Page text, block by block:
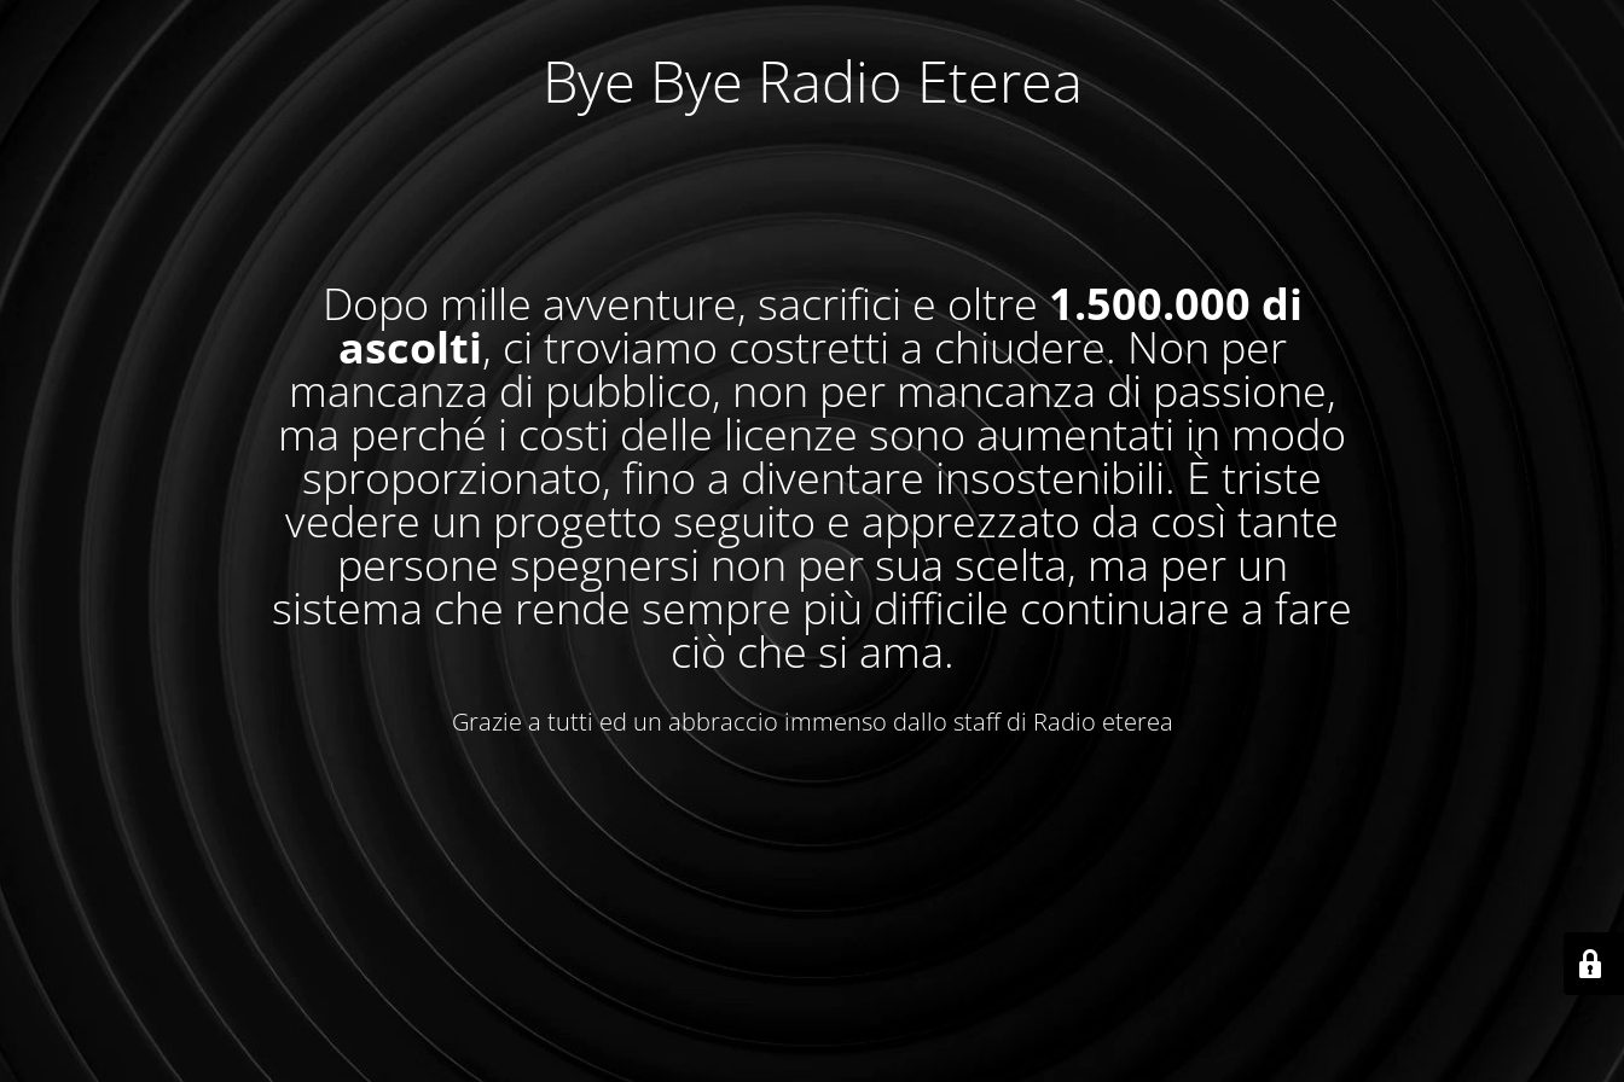
Bye Bye Radio Eterea
Dopo mille avventure, sacrifici e oltre1.500.000 di
ascolti, ci troviamo costretti a chiudere. Non per
mancanza di pubblico, non per mancanza di passione,
ma perché i costi delle licenze sono aumentati in modo
sproporzionato, fino a diventare insostenibili. È triste
vedere un progetto seguito e apprezzato da così tante
persone spegnersi non per sua scelta, ma per un
sistema che rende sempre più difficile continuare a fare
ciò che si ama.
Grazie a tutti ed un abbraccio immenso dallo staff di Radio eterea